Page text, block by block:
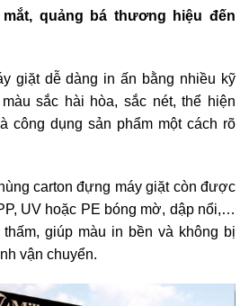
quảng bá thương hiệu đến
giặt dễ dàng in ấn bằng nhiều kỹ
sắc hài hòa, sắc nét, thể hiện
công dụng sản phẩm một cách rõ
carton đựng máy giặt còn được
UV hoặc PE bóng mờ, dập nổi,…
giúp màu in bền và không bị
vận chuyển.